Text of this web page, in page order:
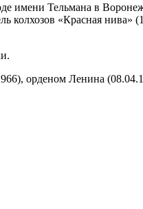
имени Тельмана в
колхозов «Красная
орденом Ленина